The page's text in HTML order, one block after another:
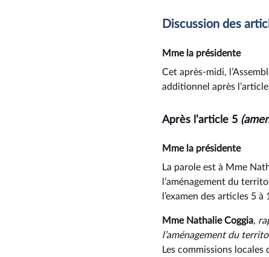
Discussion des
Mme la présidente
Cet après-midi,
additionnel après
Après l’article 5
Mme la présidente
La parole est à Mme
l’aménagement du
l’examen des articles 5
Mme Nathalie Coggia,
l’aménagement du
Les commissions